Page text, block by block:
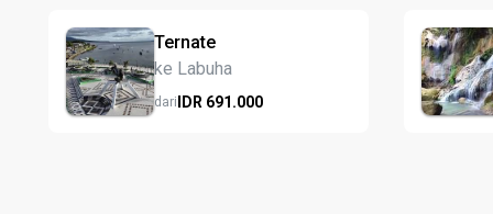
Ternate
ke Labuha
dariIDR 691.000